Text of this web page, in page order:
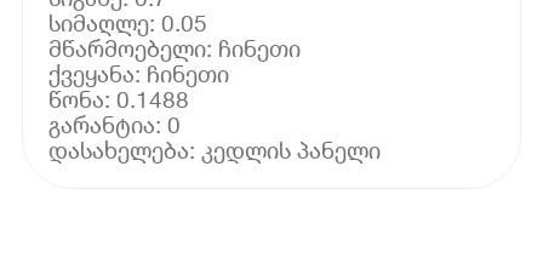
სიმაღლე: 0.05
მწარმოებელი: ჩინეთი
ქვეყანა: ჩინეთი
წონა: 0.1488
გარანტია: 0